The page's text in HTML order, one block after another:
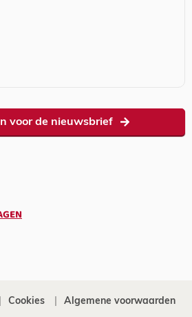
voor de nieuwsbrief
Cookies Algemene voorwaarden